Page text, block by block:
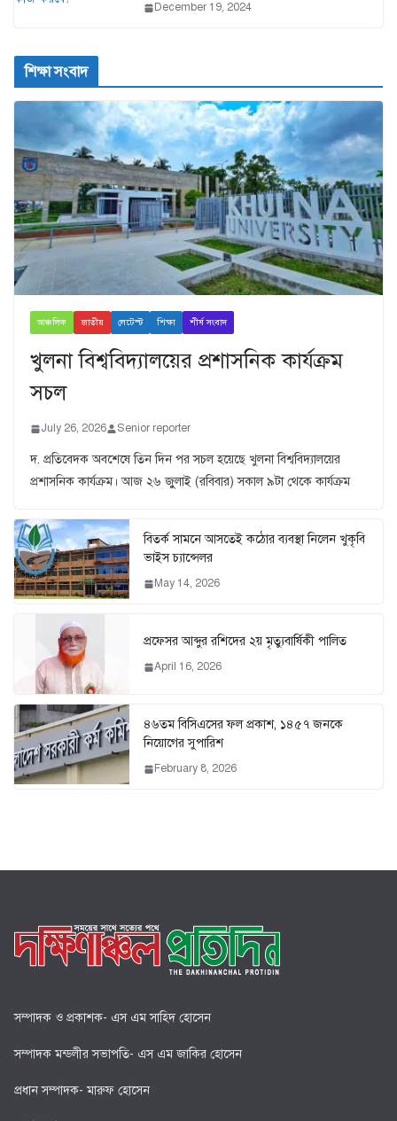
December 19, 2024
শিক্ষা সংবাদ
আঞ্চলিক জাতীয় লেটেস্ট শিক্ষা শীর্ষ সংবাদ
খুলনা বিশ্ববিদ্যালয়ের প্রশাসনিক কার্যক্রম
সচল
July 26, 2026 Senior reporter
দ. প্রতিবেদক অবশেষে তিন দিন পর সচল হয়েছে খুলনা বিশ্ববিদ্যালয়ের
প্রশাসনিক কার্যক্রম। আজ ২৬ জুুলাই (রবিবার) সকাল ৯টা থেকে কার্যক্রম
বিতর্ক সামনে আসতেই কঠোর ব্যবস্থা নিলেন খুকৃবি
ভাইস চ্যান্সেলর
May 14, 2026
প্রফেসর আব্দুর রশিদের ২য় মৃত্যুবার্ষিকী পালিত
April 16, 2026
৪৬তম বিসিএসের ফল প্রকাশ, ১৪৫৭ জনকে
নিয়োগের সুপারিশ
February 8, 2026
সম্পাদক ও প্রকাশক- এস এম সাহিদ হোসেন
সম্পাদক মন্ডলীর সভাপতি- এস এম জাকির হোসেন
প্রধান সম্পাদক- মারুফ হোসেন